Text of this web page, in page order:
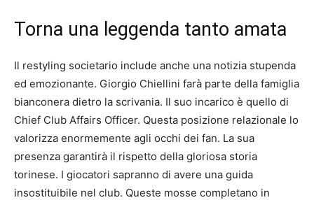
Torna una leggenda tanto amata
Il restyling societario include anche una notizia stupenda
ed emozionante. Giorgio Chiellini farà parte della famiglia
bianconera dietro la scrivania. Il suo incarico è quello di
Chief Club Affairs Officer. Questa posizione relazionale lo
valorizza enormemente agli occhi dei fan. La sua
presenza garantirà il rispetto della gloriosa storia
torinese. I giocatori sapranno di avere una guida
insostituibile nel club. Queste mosse completano in